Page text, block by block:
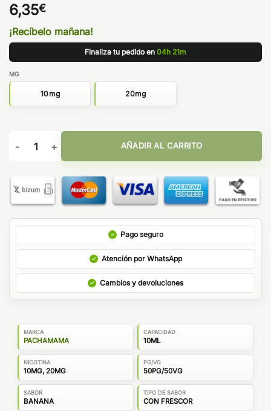
6,35€
¡Recíbelo mañana!
Finaliza tu pedido en 04h 21m
MG
10mg 20mg
Pachamama Bar Salts Banana Ice 10ml cantidad
AÑADIR AL CARRITO
Pago seguro
Atención por WhatsApp
Cambios y devoluciones
MARCA
PACHAMAMA
CAPACIDAD
10ML
NICOTINA
10MG, 20MG
PG/VG
50PG/50VG
SABOR
BANANA
TIPO DE SABOR
CON FRESCOR